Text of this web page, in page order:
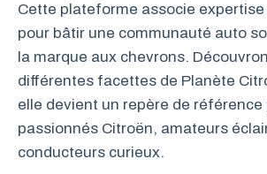
Cette plateforme associe
pour bâtir une communauté auto
la marque aux chevrons.
différentes facettes de Planète
elle devient un repère de référence
passionnés Citroën, amateurs
conducteurs curieux.